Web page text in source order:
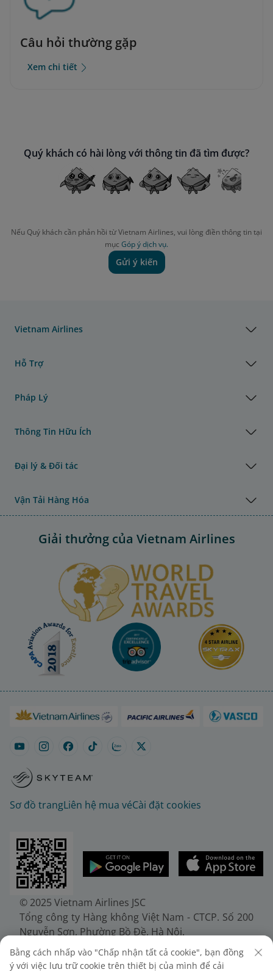
Câu hỏi thường gặp
Xem chi tiết
Quý khách có hài lòng với thông tin đã tìm được?
Nếu Quý khách cần phản hồi từ Vietnam Airlines, vui lòng điền thông tin tại
mục Góp ý dịch vụ.
Gửi ý kiến
Vietnam Airlines
Hỗ Trợ
Pháp Lý
Thông Tin Hữu Ích
Đại lý & Đối tác
Vận Tải Hàng Hóa
Giải thưởng của Vietnam Airlines
Sơ đồ trangLiên hệ mua véCài đặt cookies
© 2025 Vietnam Airlines JSC
Tổng công ty Hàng không Việt Nam - CTCP. Số 200
Nguyễn Sơn, Phường Bồ Đề, Hà Nội.
Điện thoại: (+84-24) 38272289. Fax: (+84-24)
38722375
Bằng cách nhấp vào "Chấp nhận tất cả cookie", bạn đồng
ý với việc lưu trữ cookie trên thiết bị của mình để cải